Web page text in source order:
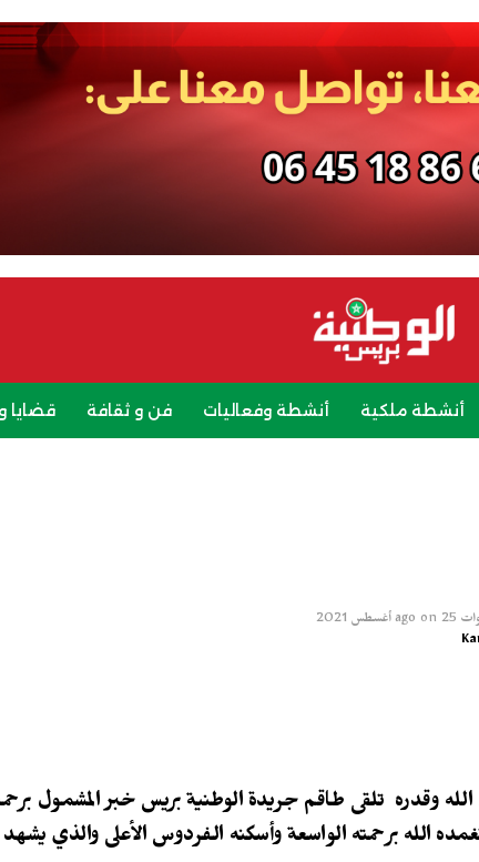
أنشطة ملكية أنشطة وفعاليات فن و ثقافة قضايا و
on 25 أغسطس 2021
وقدره تلقى طاقم جريدة الوطنية بريس خبر المشمول
الله برحمته الواسعة وأسكنه الفردوس الأعلى والذي يشهد